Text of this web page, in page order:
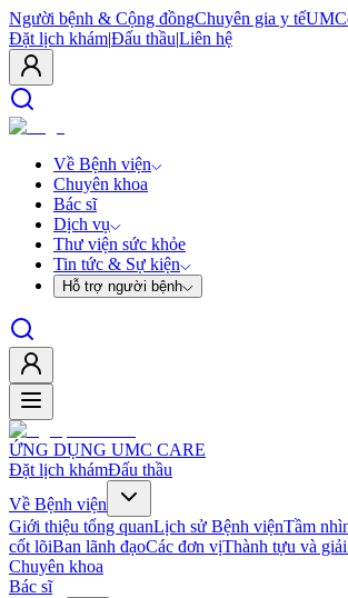
Người bệnh & Cộng đồngChuyên gia y tế
Đặt lịch khám|Đấu thầu|Liên hệ
Về Bệnh viện
Chuyên khoa
Bác sĩ
Dịch vụ
Thư viện sức khỏe
Tin tức & Sự kiện
Hỗ trợ người bệnh
ỨNG DỤNG UMC CARE
Đặt lịch khámĐấu thầu
Về Bệnh viện
Giới thiệu tổng quanLịch sử Bệnh việnTầm
cốt lõiBan lãnh đạoCác đơn vịThành tựu và
Chuyên khoa
Bác sĩ